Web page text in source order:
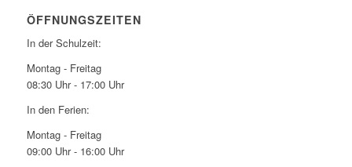
ÖFFNUNGSZEITEN
In der Schulzeit:
Montag - Freitag
08:30 Uhr - 17:00 Uhr
In den Ferien:
Montag - Freitag
09:00 Uhr - 16:00 Uhr